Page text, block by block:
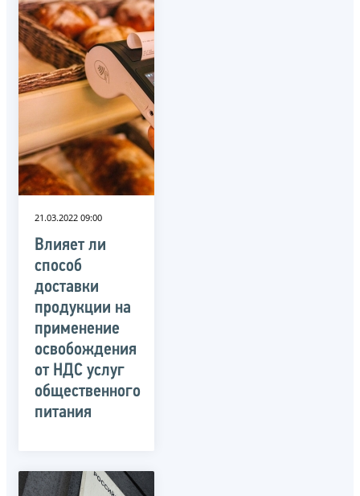
21.03.2022 09:00
Влияет ли
способ
доставки
продукции на
применение
освобождения
от НДС услуг
общественного
питания